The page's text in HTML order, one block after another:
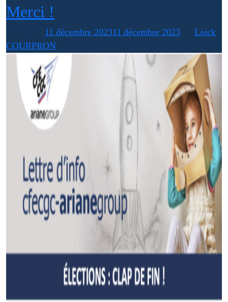
Merci !
11 décembre 202311 décembre 2023
Loick
COURPRON